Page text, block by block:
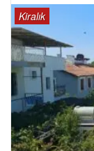
Kiralık